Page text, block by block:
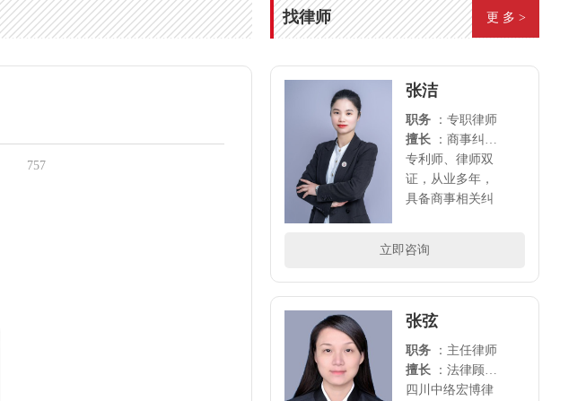
757
找律师 更 多 >
张洁
职务 ：专职律师
擅长 ：商事纠纷（含合同纠纷、经济纠纷、公司法律顾问、劳动工伤、股权合伙）及相关婚姻家事、刑事案件
专利师、律师双
证，从业多年，
具备商事相关纠
者的坚实后盾。..
立即咨询
张弦
职务 ：主任律师
擅长 ：法律顾问、刑事诉讼、劳动争议、离婚诉讼、各类合同纠纷等多领域的法律诉讼
四川中络宏博律